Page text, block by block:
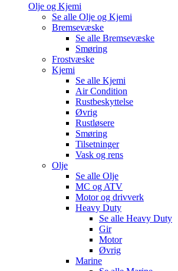
Olje og Kjemi
Se alle Olje og Kjemi
Bremsevæske
Se alle Bremsevæske
Smøring
Frostvæske
Kjemi
Se alle Kjemi
Air Condition
Rustbeskyttelse
Øvrig
Rustløsere
Smøring
Tilsetninger
Vask og rens
Olje
Se alle Olje
MC og ATV
Motor og drivverk
Heavy Duty
Se alle Heavy Duty
Gir
Motor
Øvrig
Marine